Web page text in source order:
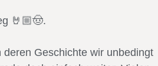
🤘🏼🤠.
Geschichte wir unbedingt